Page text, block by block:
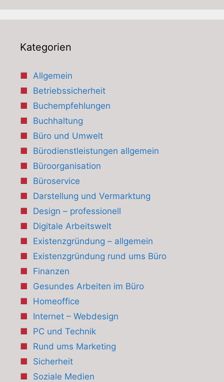
Kategorien
Allgemein
Betriebssicherheit
Buchempfehlungen
Buchhaltung
Büro und Umwelt
Bürodienstleistungen allgemein
Büroorganisation
Büroservice
Darstellung und Vermarktung
Design – professionell
Digitale Arbeitswelt
Existenzgründung – allgemein
Existenzgründung rund ums Büro
Finanzen
Gesundes Arbeiten im Büro
Homeoffice
Internet – Webdesign
PC und Technik
Rund ums Marketing
Sicherheit
Soziale Medien